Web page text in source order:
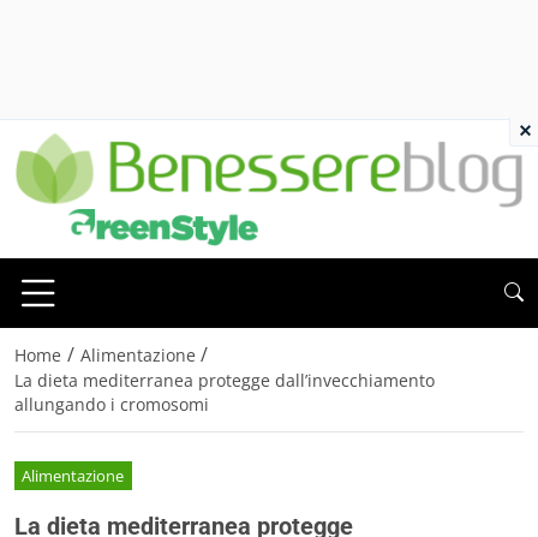
Home / Alimentazione /
La dieta mediterranea protegge dall’invecchiamento
allungando i cromosomi
Alimentazione
La dieta mediterranea protegge
×